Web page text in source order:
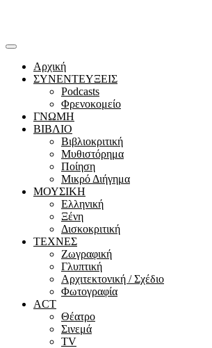
Αρχική
ΣΥΝΕΝΤΕΥΞΕΙΣ
Podcasts
Φρενοκομείο
ΓΝΩΜΗ
ΒΙΒΛΙΟ
Βιβλιοκριτική
Μυθιστόρημα
Ποίηση
Μικρό Διήγημα
ΜΟΥΣΙΚΗ
Ελληνική
Ξένη
Δισκοκριτική
ΤΕΧΝΕΣ
Ζωγραφική
Γλυπτική
Αρχιτεκτονική / Σχέδιο
Φωτογραφία
ACT
Θέατρο
Σινεμά
ΤV